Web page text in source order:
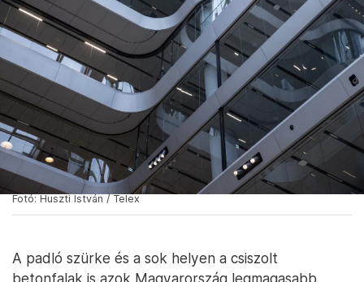
Fotó: Huszti István / Telex
A padló szürke és a sok helyen a csiszolt
betonfalak is azok Magyarország legmagasabb